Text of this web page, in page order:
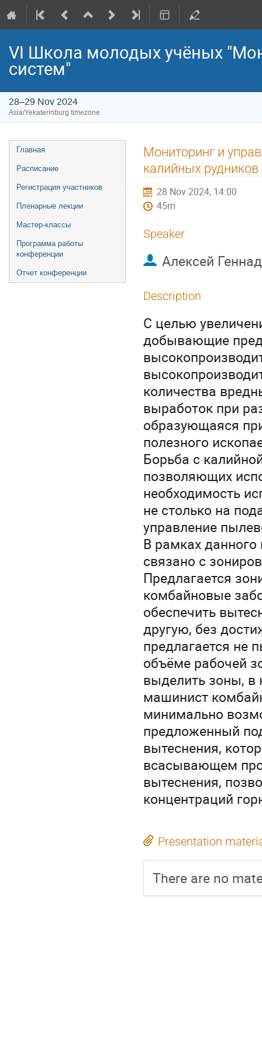
VI Школа молодых учёных
систем"
28–29 Nov 2024
Asia/Yekaterinburg timezone
Event
menu
Главная
Расписание
Регистрация участников
Пленарные лекции
Мастер-классы
Программа работы
конференции
Отчет конференции
Мониторинг и
калийных рудников
28 Nov 2024, 14:00
45m
Speaker
Алексей
Description
С целью
добывающие
количества
выработок при
образующаяся
полезного
Борьба с
позволяющих
необходимость
не столько на
управление
В рамках
связано с
Предлагается
комбайновые
обеспечить
другую, без
предлагается не
объёме рабочей
выделить зоны, в
машинист
минимально
предложенный
вытеснения,
всасывающем
вытеснения,
концентраций
Presentation
There are no